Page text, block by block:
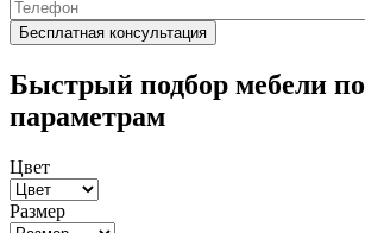
Быстрый подбор мебели по
параметрам
Цвет
Размер